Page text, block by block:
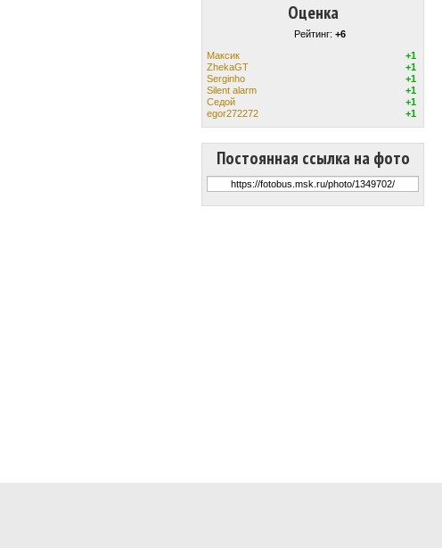
Оценка
Рейтинг: +6
Максик
+1
ZhekaGT
+1
Serginho
+1
Silent alarm
+1
Cедой
+1
egor272272
+1
Постоянная ссылка на фото